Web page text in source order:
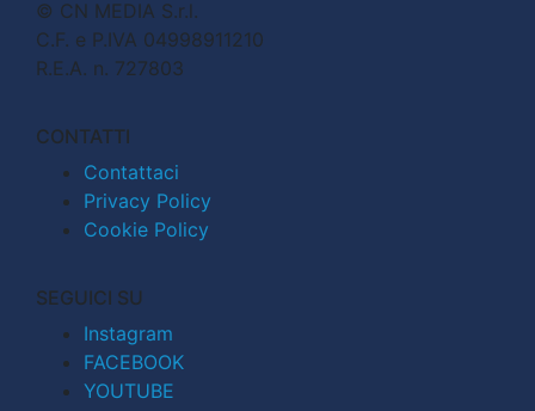
© CN MEDIA S.r.l.
C.F. e P.IVA 04998911210
R.E.A. n. 727803
CONTATTI
Contattaci
Privacy Policy
Cookie Policy
SEGUICI SU
Instagram
FACEBOOK
YOUTUBE